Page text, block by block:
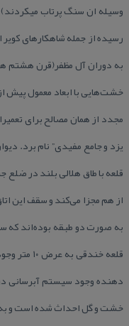
رسیده از جمله شاهكارهای
به دوران آل مظفر(قرن هشتم
خشت‌هایی با ابعاد معمول پیش
قلعه با طاق هلالی بلند در
از هم مجزا می‌كند و سقف این
به صورت دو طبقه بوده‌اند كه
قلعه
خشت و گل احداث شده است و به